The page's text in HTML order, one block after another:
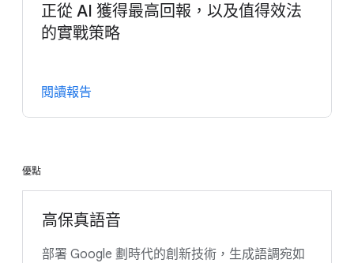
正從 AI 獲得最高回報，以及值得效法
的實戰策略
閱讀報告
優點
高保真語音
部署 Google 劃時代的創新技術，生成語調宛如